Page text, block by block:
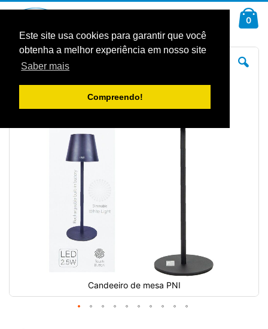
Este site usa cookies para garantir que você
obtenha a melhor experiência em nosso site
Saber mais
Compreendo!
Conteúdo
0
Saltar
Candeeiro de mesa PNI